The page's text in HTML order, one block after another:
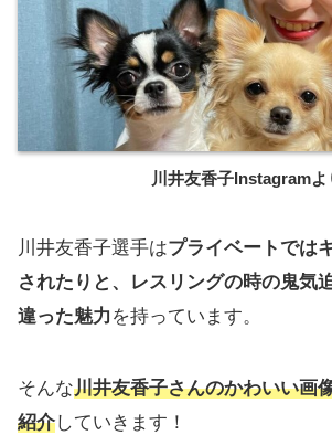
川井友香子Instagramよ
川井友香子選手はプライベートでは
されたりと、レスリングの時の鬼気
違った魅力 を持っています。
そんな川井友香子さんのかわいい画
紹介していきます！